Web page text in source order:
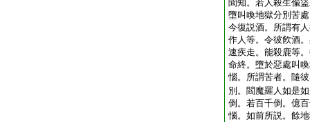
聞知。若人殺生偸
墮叫喚地獄分別苦
今復説酒。所謂有
作人等。令彼飮酒
速疾走。能殺鹿等
命終。墮於惡處叫
惱。所謂苦者。隨
別。閻魔羅人如是
倒。若百千倒。億
惱。如前所説。餘